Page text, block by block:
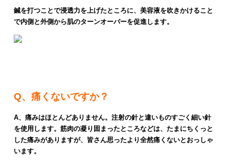
鍼を打つことで浸透力を上げたところに、美容液を吹きかけること
で内側と外側から肌のターンオーバーを促進します。
Q、痛くないですか？
A、痛みはほとんどありません。注射の針と違いものすごく細い針
を使用します。筋肉の凝り固まったところなどは、たまにちくっと
した痛みがありますが、皆さん思ったより全然痛くないとおっしゃ
います。